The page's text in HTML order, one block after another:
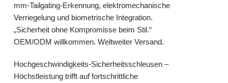
mm-Tailgating-Erkennung, elektromechanische
Verriegelung und biometrische Integration.
„Sicherheit ohne Kompromisse beim Stil.“
OEM/ODM willkommen. Weltweiter Versand.
Hochgeschwindigkeits-Sicherheitsschleusen –
Höchstleistung trifft auf fortschrittliche